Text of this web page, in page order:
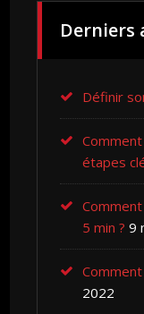
Derniers
Définir
étapes
5 min ? 9
2022